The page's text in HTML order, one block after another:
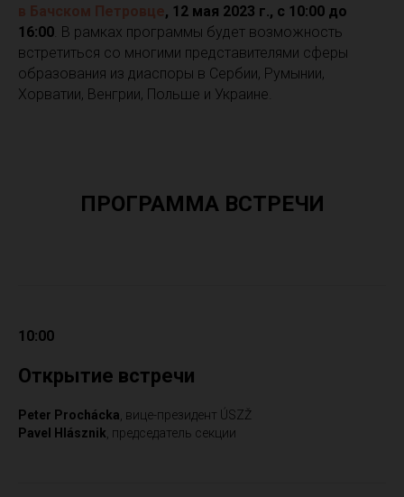
в Бачском Петровце, 12 мая 2023 г., с 10:00 до
16:00 . В рамках программы будет возможность
встретиться со многими представителями сферы
образования из диаспоры в Сербии, Румынии,
Хорватии, Венгрии, Польше и Украине.
ПРОГРАММА ВСТРЕЧИ
10:00
Открытие встречи
Peter Prochácka , вице-президент ÚSZŽ
Pavel Hlásznik , председатель секции